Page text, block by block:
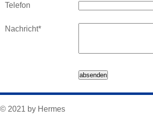
Telefon
Nachricht*
© 2021 by Hermes